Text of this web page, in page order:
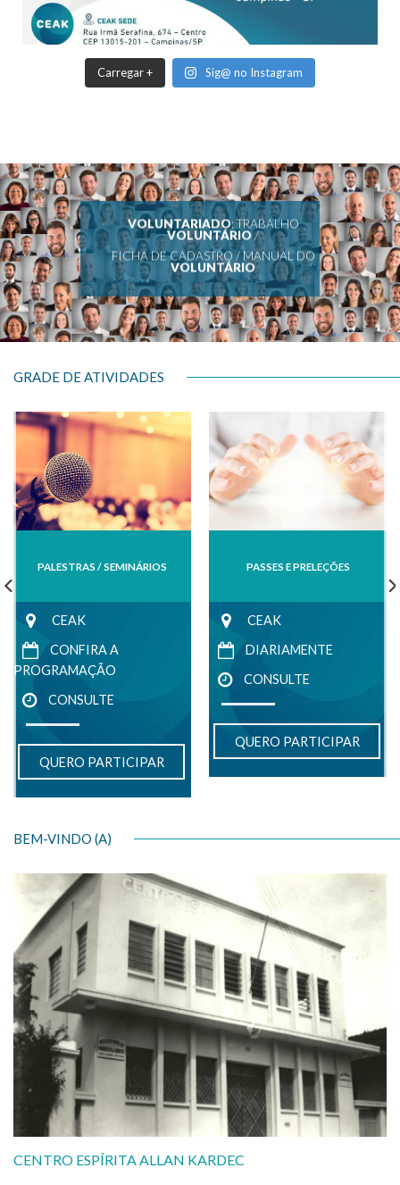
Carregar + Sig@ no Instagram
VOLUNTARIADO: TRABALHO
VOLUNTÁRIO/
FICHA DE CADASTRO / MANUAL DO
VOLUNTÁRIO
GRADE DE ATIVIDADES
PALESTRAS / SEMINÁRIOS
CEAK
CONFIRA A
PROGRAMAÇÃO
CONSULTE
QUERO PARTICIPAR
PASSES E PRELEÇÕES
CEAK
DIARIAMENTE
CONSULTE
QUERO PARTICIPAR
BEM-VINDO (A)
CENTRO ESPÍRITA ALLAN KARDEC